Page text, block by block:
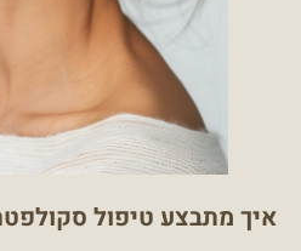
איך מתבצע טיפול